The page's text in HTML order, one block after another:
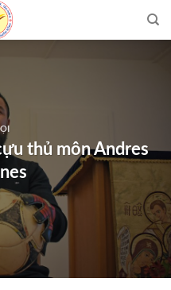
thủ môn Andres